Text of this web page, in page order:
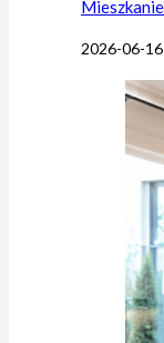
2026-06-16